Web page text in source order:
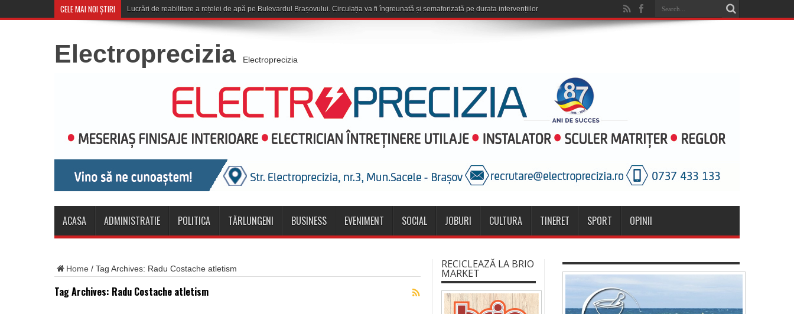
CELE MAI NOI ȘTIRI Corona Brașov se cal
Electroprecizia Electroprecizia
ACASA ADMINISTRATIE POLITICA TĂRLUNGENI BUSINESS EVENIMENT SOCIAL JOBURI CULTURA TINERET SPORT OPINII
Home / Tag Archives: Radu Costache atletism
Tag Archives: Radu Costache atletism
RECICLEAZĂ LA BRIO
MARKET